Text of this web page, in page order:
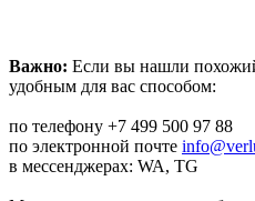
Важно: Если вы нашли похожий
удобным для вас способом:
по телефону +7 499 500 97 88
по электронной почте
в мессенджерах: WA, TG